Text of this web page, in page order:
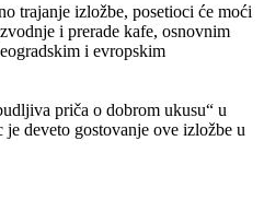
trajanje izložbe, posetioci će moći
i prerade kafe, osnovnim
i evropskim
priča o dobrom ukusu“ u
deveto gostovanje ove izložbe u